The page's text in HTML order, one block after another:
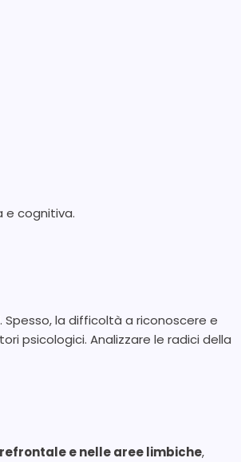
e cognitiva.
la difficoltà a riconoscere e
psicologici. Analizzare le radici della
e nelle aree limbiche,